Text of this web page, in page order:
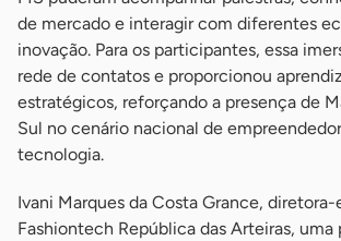
de mercado e interagir com diferentes
inovação. Para os participantes, essa
rede de contatos e proporcionou
estratégicos, reforçando a presença de
Sul no cenário nacional de
tecnologia.
Ivani Marques da Costa Grance,
Fashiontech República das Arteiras,